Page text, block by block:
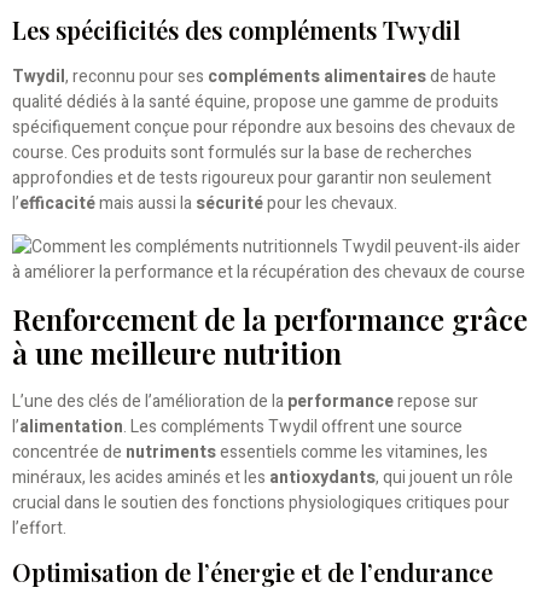
Les spécificités des compléments Twydil
Twydil, reconnu pour ses compléments alimentairesde haute
qualité dédiés à la santé équine, propose une gamme de produits
spécifiquement conçue pour répondre aux besoins des chevaux de
course. Ces produits sont formulés sur la base de recherches
approfondies et de tests rigoureux pour garantir non seulement
l’efficacitémais aussi lasécuritépour les chevaux.
Renforcement de la performance grâce
à une meilleure nutrition
L’une des clés de l’amélioration de laperformancerepose sur
l’alimentation. Les compléments Twydil offrent une source
concentrée de nutrimentsessentiels comme les vitamines, les
minéraux, les acides aminés et les antioxydants, qui jouent un rôle
crucial dans le soutien des fonctions physiologiques critiques pour
l’effort.
Optimisation de l’énergie et de l’endurance